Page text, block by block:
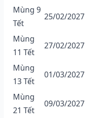
Mùng 9
Tết
25/02/2027
Mùng
11 Tết
27/02/2027
Mùng
13 Tết
01/03/2027
Mùng
21 Tết
09/03/2027